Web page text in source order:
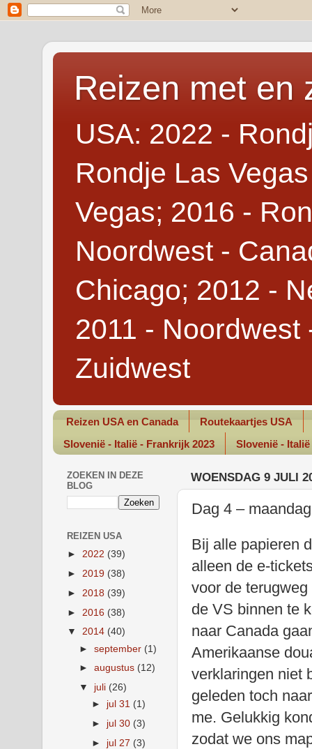
Reizen met en
USA: 2022 -
Rondje Las
Vegas; 2016 -
Noordwest -
Chicago; 2012 -
2011 - Noordwest
Zuidwest
Reizen USA en Canada
Routekaartjes USA
Slovenië - Italië - Frankrijk 2023
Slovenië -
WOENSDAG 9 JULI
Dag 4 –
Bij alle papieren
alleen de e-
voor de
de VS binnen te
naar Canada
Amerikaanse
verklaringen niet
geleden toch
me. Gelukkig
zodat we ons
ZOEKEN IN DEZE
BLOG
REIZEN USA
► 2022 (39)
► 2019 (38)
► 2018 (39)
► 2016 (38)
▼ 2014 (40)
►september (1)
►augustus (12)
▼ juli (26)
► jul 31 (1)
► jul 30 (3)
► jul 27 (3)